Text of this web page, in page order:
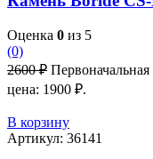
Оценка 0 из 5
(0)
2600₽ Первоначальная
цена: 1900 ₽.
В корзину
Артикул: 36141